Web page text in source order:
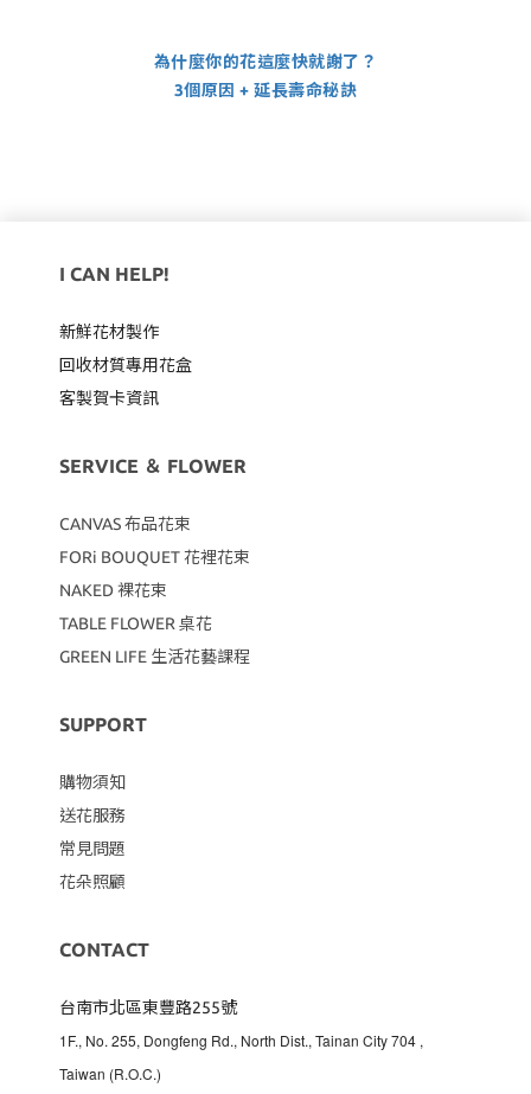
為什麼你的花這麼快就謝了？
3個原因 + 延長壽命秘訣
I CAN HELP!
新鮮花材製作
回收材質專用花盒
客製賀卡資訊
SERVICE ＆ FLOWER
CANVAS布品花束
FORi BOUQUET 花裡花束
NAKED 裸花束
TABLE FLOWER 桌花
GREEN LIFE 生活花藝課程
SUPPORT
購物須知
送花服務
常見問題
花朵照顧
CONTACT
台南市北區東豐路255號
1F., No. 255, Dongfeng Rd., North Dist., Tainan City 704 ,
Taiwan (R.O.C.)